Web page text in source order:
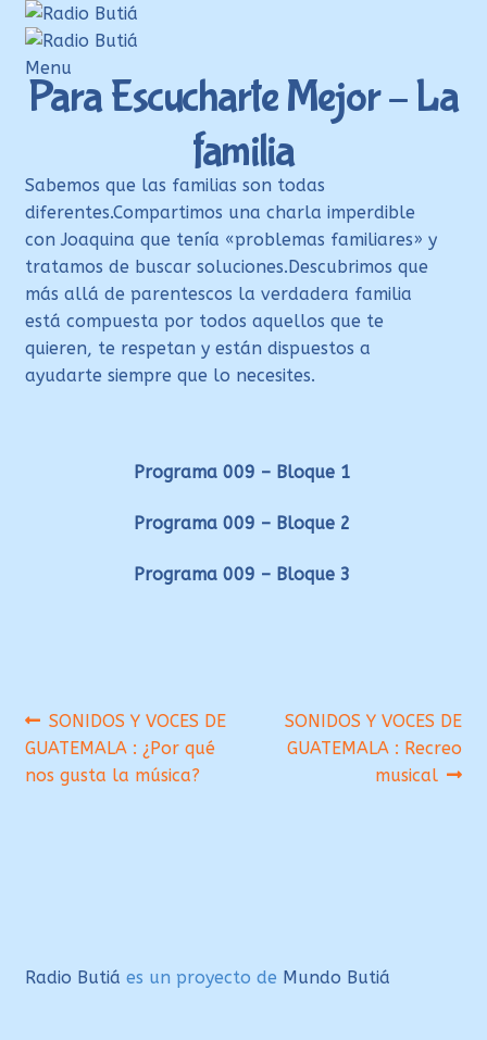
Ir
a
la
navegación
Ir
al
contenido
Menu
Inicio
Armá tu playlist
Quehacer Educativo
Propuestas para el aula
Discoteca Digital Butiá
Hágase socio
Ayuda
Para Escucharte Mejor – La
familia
Sabemos que las familias son todas
diferentes.Compartimos una charla imperdible
con Joaquina que tenía «problemas familiares» y
tratamos de buscar soluciones.Descubrimos que
más allá de parentescos la verdadera familia
está compuesta por todos aquellos que te
quieren, te respetan y están dispuestos a
ayudarte siempre que lo necesites.
Programa 009 – Bloque 1
Programa 009 – Bloque 2
Programa 009 – Bloque 3
Navegación
de
Anterior:
SONIDOS Y VOCES DE
GUATEMALA : ¿Por qué
nos gusta la música?
Siguiente:
SONIDOS Y VOCES DE
GUATEMALA : Recreo
musical
Radio Butiá es un proyecto de Mundo Butiá